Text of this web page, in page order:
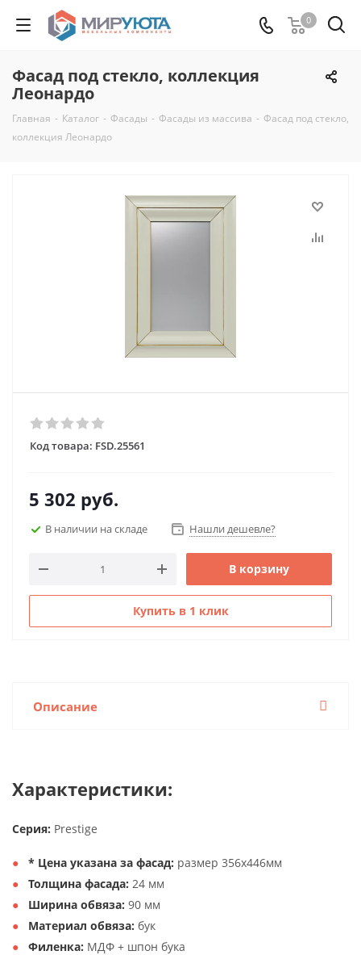
0
Фасад под стекло, коллекция
Леонардо
Главная - Каталог - Фасады - Фасады из массива - Фасад под стекло,
коллекция Леонардо
Код товара: FSD.25561
5 302 руб.
В наличии на складе Нашли дешевле?
В корзину
Купить в 1 клик
Описание
Характеристики:
Серия: Prestige
* Цена указана за фасад: размер 356х446мм
Толщина фасада: 24 мм
Ширина обвяза: 90 мм
Материал обвяза: бук
Филенка: МДФ + шпон бука